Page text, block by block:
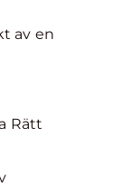
av en
Rätt